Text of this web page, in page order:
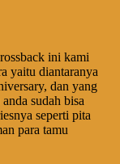
ini kami
yaitu diantaranya
dan yang
sudah bisa
seperti pita
para tamu